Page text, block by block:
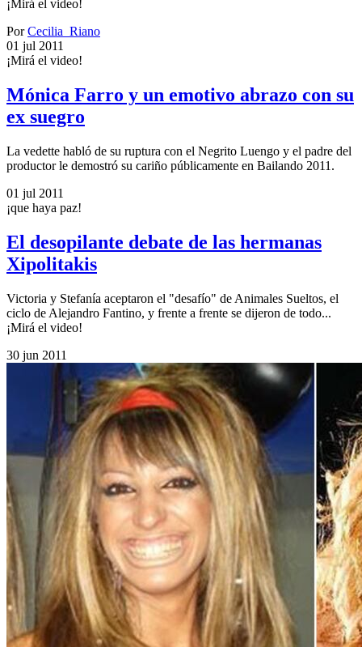
¡Mirá el video!
PorCecilia_Riano
01 jul 2011
¡Mirá el video!
Mónica Farro y un emotivo abrazo con su
ex suegro
La vedette habló de su ruptura con el Negrito Luengo y el padre del
productor le demostró su cariño públicamente en Bailando 2011.
01 jul 2011
¡que haya paz!
El desopilante debate de las hermanas
Xipolitakis
Victoria y Stefanía aceptaron el "desafío" de Animales Sueltos, el
ciclo de Alejandro Fantino, y frente a frente se dijeron de todo...
¡Mirá el video!
30 jun 2011